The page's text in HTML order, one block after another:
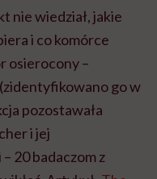
nie wiedział, jakie
i co komórce
osierocony –
go w
pozostawała
i jej
20 badaczom z